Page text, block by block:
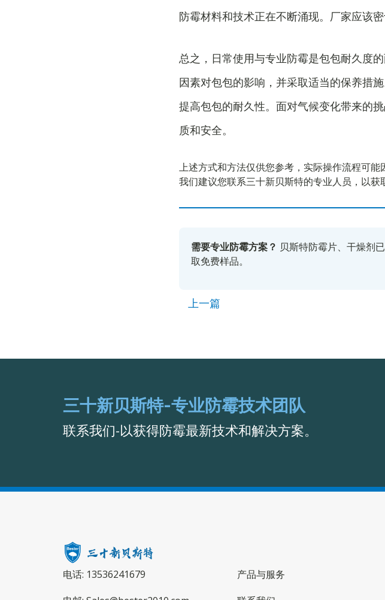
防霉材料和技术正在不断涌现。厂家应该
总之，日常使用与专业防霉是包包耐久度
因素对包包的影响，并采取适当的保养措
提高包包的耐久性。面对气候变化带来的
质和安全。
上述方式和方法仅供您参考，实际操作流程可
我们建议您联系三十新贝斯特的专业人员，以
需要专业防霉方案？ 贝斯特防霉片、干燥剂
取免费样品。
上一篇
三十新贝斯特-专业防霉技术团队
联系我们-以获得防霉最新技术和解决方案。
电话: 13536241679
产品与服务